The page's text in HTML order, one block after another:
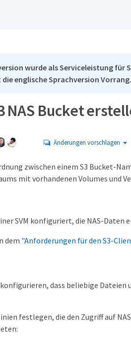
wurde als Serviceleistung
englische Sprachversion Vorrang.
NAS Bucket
Änderungen vorschlagen
zwischen einem S3 Bucket-
mit vorhandenen Volumes und
SVM konfiguriert, die NAS-Daten
dem "Anforderungen für den S3-
dass beliebige
festlegen, die den Zugriff auf